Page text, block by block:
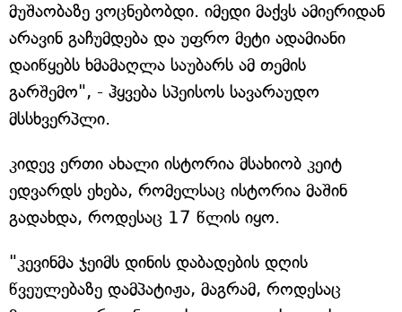
მუშაობაზე ვოცნებობდი. იმედი მაქვს ამიერიდან
არავინ გაჩუმდება და უფრო მეტი ადამიანი
დაიწყებს ხმამაღლა საუბარს ამ თემის
გარშემო", - ჰყვება სპეისოს სავარაუდო
მსსხვერპლი.
კიდევ ერთი ახალი ისტორია მსახიობ კეიტ
ედვარდს ეხება, რომელსაც ისტორია მაშინ
გადახდა, როდესაც 17 წლის იყო.
"კევინმა ჯეიმს დინის დაბადების დღის
წვეულებაზე დამპატიჟა, მაგრამ, როდესაც